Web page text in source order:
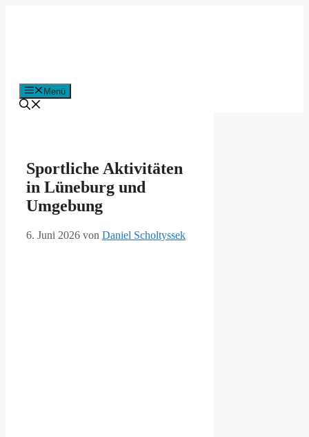
Menü
Sportliche Aktivitäten
in Lüneburg und
Umgebung
6. Juni 2026 von Daniel Scholtyssek